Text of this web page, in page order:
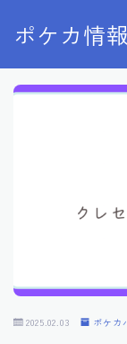
ポケカ情
MENU
Home
2025.02.03 ポケカ